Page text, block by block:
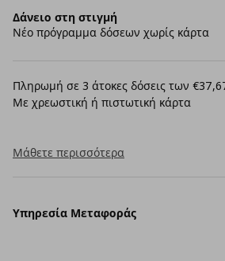
Δάνειο στη στιγμή
Νέο πρόγραμμα δόσεων χωρίς κάρτα
Πληρωμή σε 3 άτοκες δόσεις των
Με χρεωστική ή πιστωτική κάρτα
Μάθετε περισσότερα
Υπηρεσία Μεταφοράς